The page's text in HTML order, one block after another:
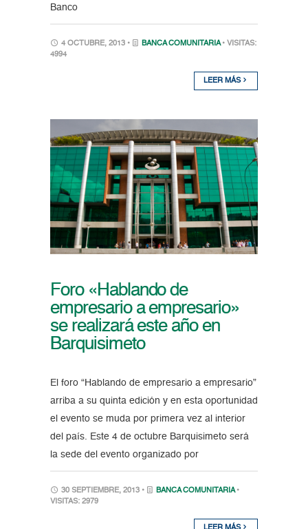
Banco
4 OCTUBRE, 2013 • BANCA COMUNITARIA • VISITAS:
4994
LEER MÁS
Foro «Hablando de
empresario a empresario»
se realizará este año en
Barquisimeto
El foro “Hablando de empresario a empresario”
arriba a su quinta edición y en esta oportunidad
el evento se muda por primera vez al interior
del país. Este 4 de octubre Barquisimeto será
la sede del evento organizado por
30 SEPTIEMBRE, 2013 • BANCA COMUNITARIA •
VISITAS: 2979